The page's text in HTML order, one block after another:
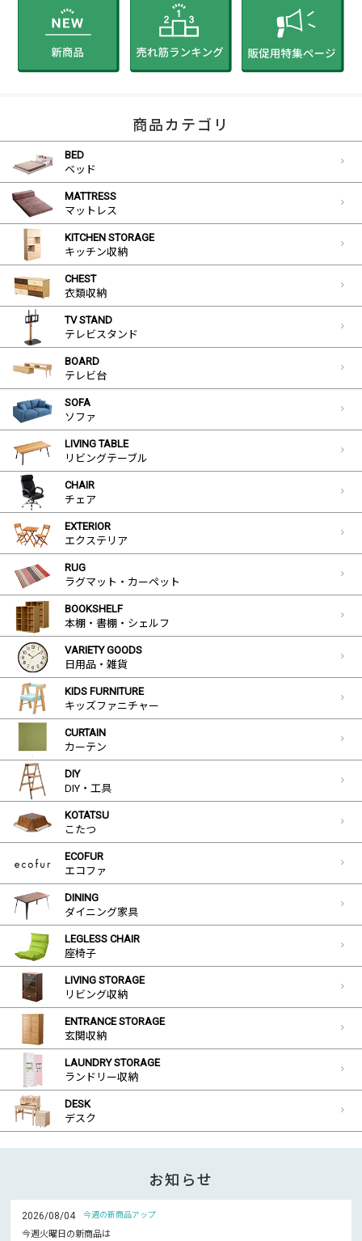
商品カテゴリ
BED
ベッド
MATTRESS
マットレス
KITCHEN STORAGE
キッチン収納
CHEST
衣類収納
TV STAND
テレビスタンド
BOARD
テレビ台
SOFA
ソファ
LIVING TABLE
リビングテーブル
CHAIR
チェア
EXTERIOR
エクステリア
RUG
ラグマット・カーペット
BOOKSHELF
本棚・書棚・シェルフ
VARIETY GOODS
日用品・雑貨
KIDS FURNITURE
キッズファニチャー
CURTAIN
カーテン
DIY
DIY・工具
KOTATSU
こたつ
ECOFUR
エコファ
DINING
ダイニング家具
LEGLESS CHAIR
座椅子
LIVING STORAGE
リビング収納
ENTRANCE STORAGE
玄関収納
LAUNDRY STORAGE
ランドリー収納
DESK
デスク
お知らせ
2026/08/04 今週の新商品アップ
今週火曜日の新商品は